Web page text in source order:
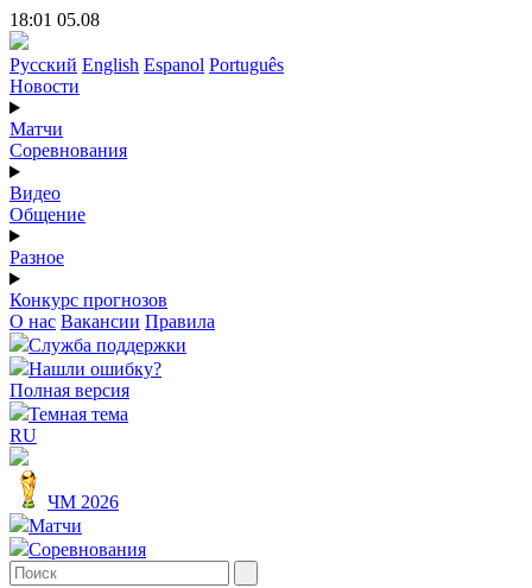
18:01 05.08
Русский English Espanol Português
Новости
Матчи
Соревнования
Видео
Общение
Разное
Конкурс прогнозов
О нас Вакансии Правила
Служба поддержки
Нашли ошибку?
Полная версия
Темная тема
RU
ЧМ 2026
Матчи
Соревнования